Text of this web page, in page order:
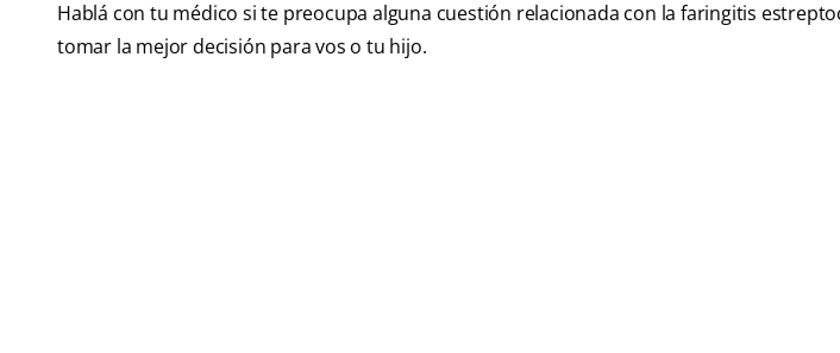
Hablá con tu médico si te preocupa alguna cuestión relacionada con la faringitis
tomar la mejor decisión para vos o tu hijo.